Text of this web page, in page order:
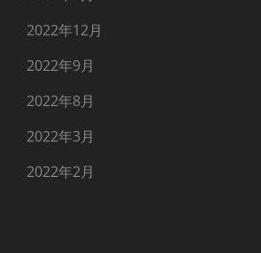
2022年12月
2022年9月
2022年8月
2022年3月
2022年2月